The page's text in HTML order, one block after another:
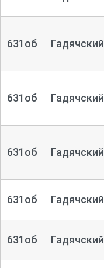
631об Гадячский
631об Гадячский
631об Гадячский
631об Гадячский
631об Гадячский